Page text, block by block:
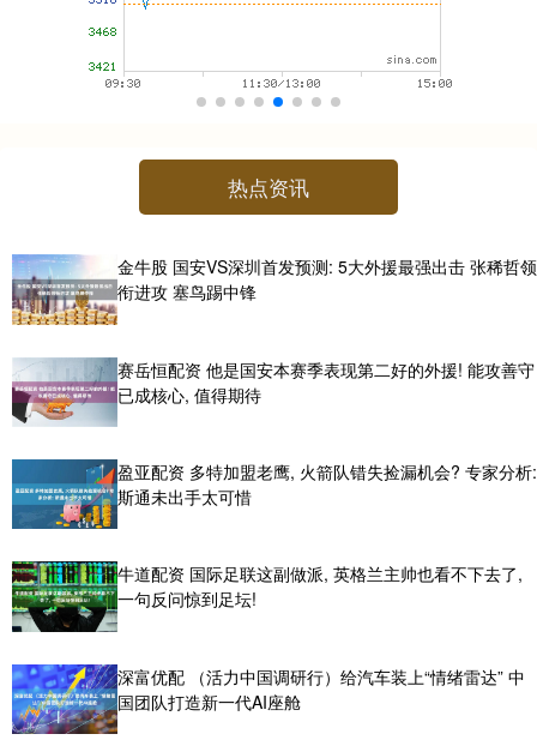
热点资讯
金牛股 国安VS深圳首发预测: 5大外援最强出击 张稀哲领
衔进攻 塞鸟踢中锋
赛岳恒配资 他是国安本赛季表现第二好的外援! 能攻善守
已成核心, 值得期待
盈亚配资 多特加盟老鹰, 火箭队错失捡漏机会? 专家分析:
斯通未出手太可惜
牛道配资 国际足联这副做派, 英格兰主帅也看不下去了,
一句反问惊到足坛!
深富优配 （活力中国调研行）给汽车装上“情绪雷达” 中
国团队打造新一代AI座舱